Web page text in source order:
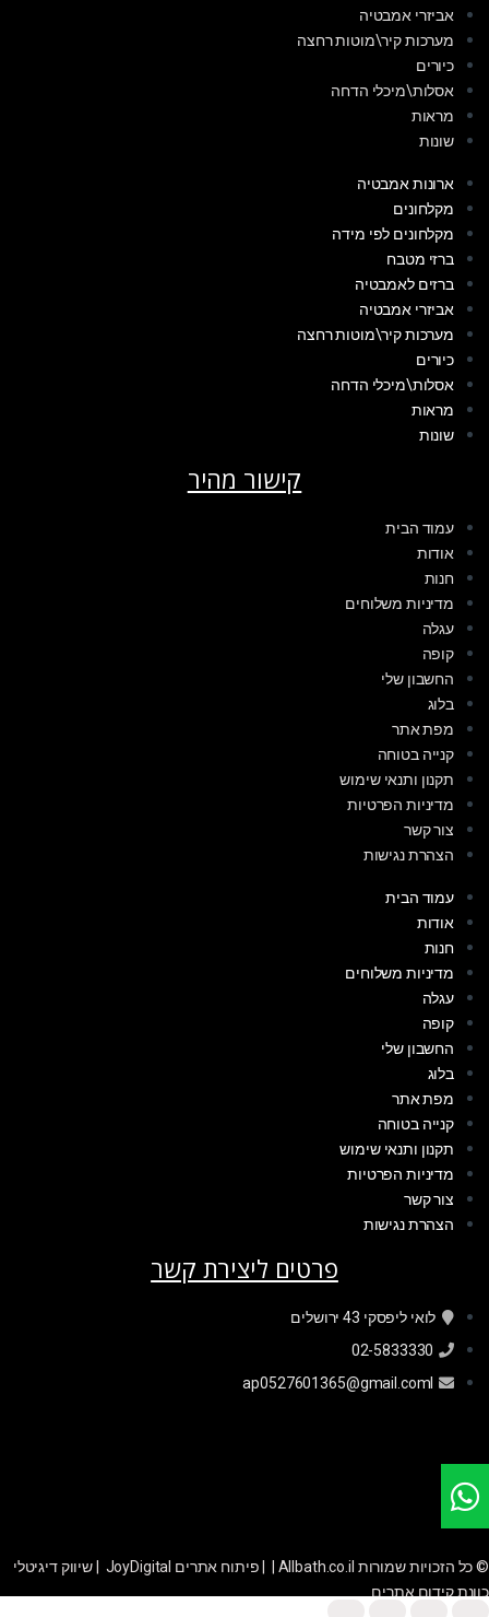
אביזרי אמבטיה
מערכות קיר\מוטות רחצה
כיורים
אסלות\מיכלי הדחה
מראות
שונות
ארונות אמבטיה
מקלחונים
מקלחונים לפי מידה
ברזי מטבח
ברזים לאמבטיה
אביזרי אמבטיה
מערכות קיר\מוטות רחצה
כיורים
אסלות\מיכלי הדחה
מראות
שונות
קישור מהיר
עמוד הבית
אודות
חנות
מדיניות משלוחים
עגלה
קופה
החשבון שלי
בלוג
מפת אתר
קנייה בטוחה
תקנון ותנאי שימוש
מדיניות הפרטיות
צור קשר
הצהרת נגישות
עמוד הבית
אודות
חנות
מדיניות משלוחים
עגלה
קופה
החשבון שלי
בלוג
מפת אתר
קנייה בטוחה
תקנון ותנאי שימוש
מדיניות הפרטיות
צור קשר
הצהרת נגישות
פרטים ליצירת קשר
לואי ליפסקי 43 ירושלים
02-5833330
ap0527601365@gmail.coml
© כל הזכויות שמורות Allbath.co.il | | פיתוח אתרים JoyDigital
שיווק דיגיטלי
כוונת קידום אתרים